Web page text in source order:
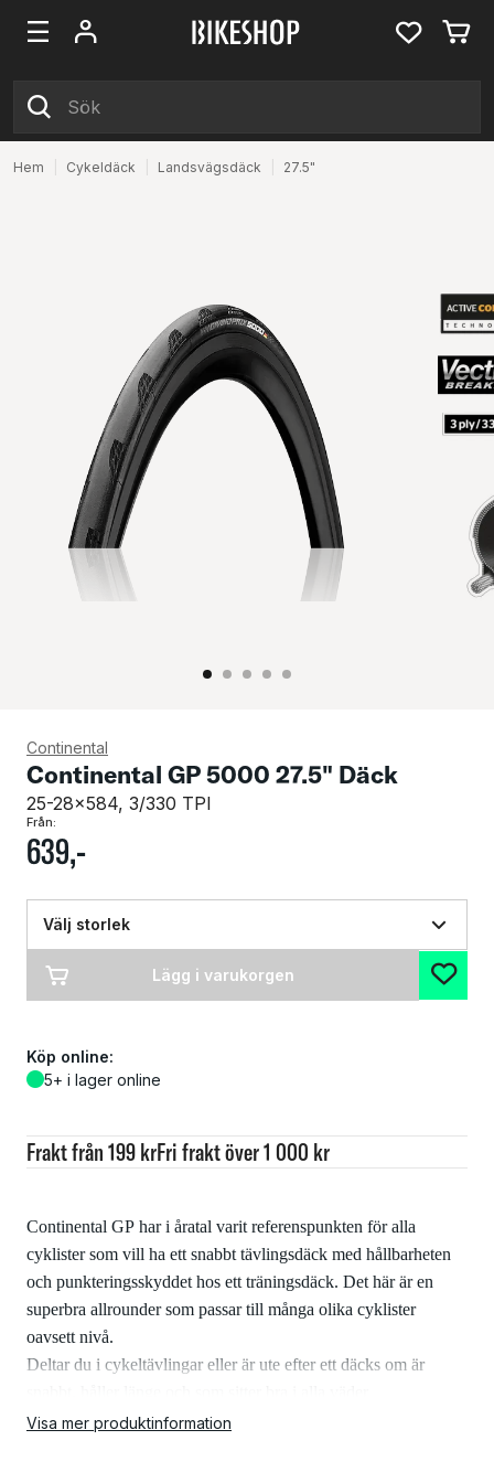
Hem Cykeldäck Landsvägsdäck 27.5"
Continental
Continental GP 5000 27.5" Däck
25-28x584, 3/330 TPI
639,-
Från:
Continental GP har i åratal varit referenspunkten för alla
cyklister som vill ha ett snabbt tävlingsdäck med hållbarheten
och punkteringsskyddet hos ett träningsdäck. Det här är en
superbra allrounder som passar till många olika cyklister
oavsett nivå.
Deltar du i cykeltävlingar eller är ute efter ett däcks om är
rekommenderar vi Continental GP 5000 utan förbehåll!
Visa mer produktinformation
Frakt från 199 krFri frakt över 1 000 kr
Välj storlek
Lägg i varukorgen
Köp online:
5+ i lager online